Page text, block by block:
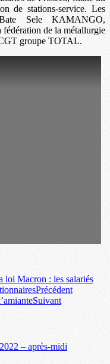
de stations-service. Les
Sele KAMANGO,
fédération de la métallurgie
groupe TOTAL.
loi Macron : les salariés
Précédent
Suivant